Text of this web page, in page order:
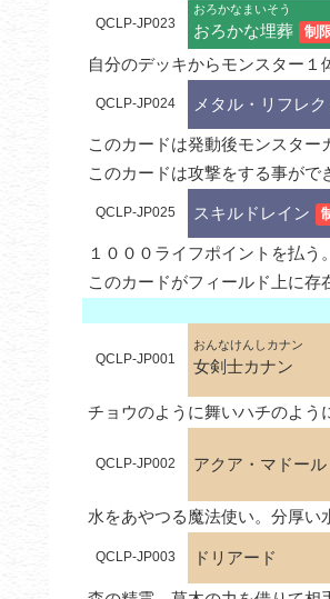
QCLP-JP023
おろかなまいそう
おろかな埋葬 制
自分のデッキからモンスター１
QCLP-JP024 メタル・リフレ
このカードは発動後モンスター
このカードは攻撃をする事がで
QCLP-JP025 スキルドレイン
１０００ライフポイントを払う。
このカードがフィールド上に存
QCLP-JP001
おんなけんしカナン
女剣士カナン
チョウのように舞いハチのよう
QCLP-JP002 アクア・マドール
水をあやつる魔法使い。分厚い
QCLP-JP003 ドリアード